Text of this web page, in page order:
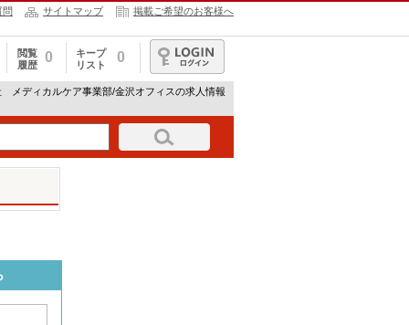
問 サイトマップ 掲載ご希望のお客様へ
閲覧
履歴
0
キープ
リスト
0
ログイン
メディカルケア事業部/金沢オフィスの求人情報